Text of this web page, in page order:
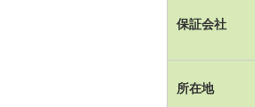
保証会社
所在地